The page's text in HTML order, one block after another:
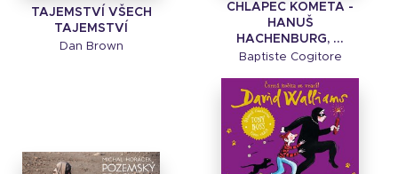
TAJEMSTVÍ VŠECH
TAJEMSTVÍ
Dan Brown
CHLAPEC KOMETA -
HANUŠ
HACHENBURG, ...
Baptiste Cogitore